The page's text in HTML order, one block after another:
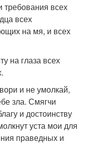
требования всех
всех
на мя, и всех
на глаза всех
и не умолкай,
зла. Смягчи
и достоинству
уста мои для
праведных и